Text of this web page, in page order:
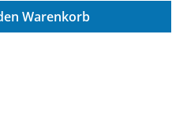
Wert
Warenkorb